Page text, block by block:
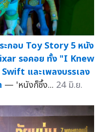
ะกอบ Toy Story 5 หนัง
รอคอย ทั้ง "I Knew
และเพลงบรรเลง
— 'หนังก็ซึ้ง... 24 มิ.ย.